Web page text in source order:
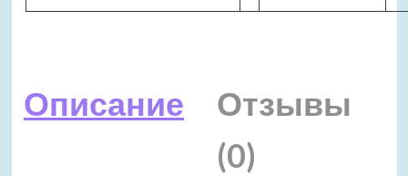
Описание
Отзывы
(0)